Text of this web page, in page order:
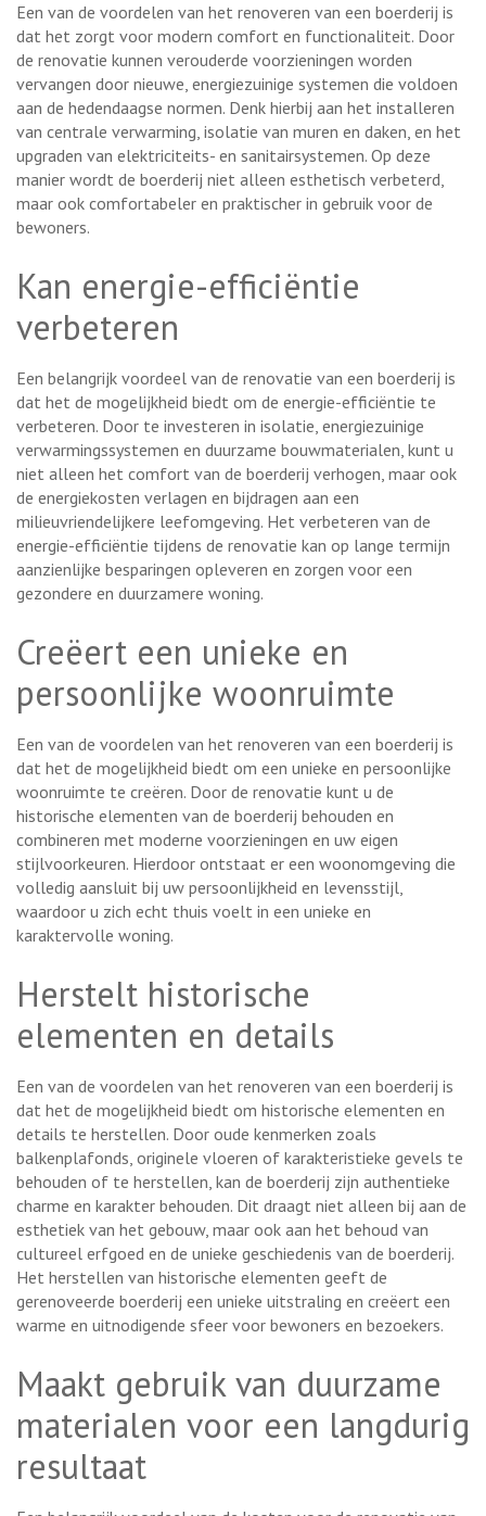
Een van de voordelen van het renoveren van een boerderij is
dat het zorgt voor modern comfort en functionaliteit. Door
de renovatie kunnen verouderde voorzieningen worden
vervangen door nieuwe, energiezuinige systemen die voldoen
aan de hedendaagse normen. Denk hierbij aan het installeren
van centrale verwarming, isolatie van muren en daken, en het
upgraden van elektriciteits- en sanitairsystemen. Op deze
manier wordt de boerderij niet alleen esthetisch verbeterd,
maar ook comfortabeler en praktischer in gebruik voor de
bewoners.
Kan energie-efficiëntie
verbeteren
Een belangrijk voordeel van de renovatie van een boerderij is
dat het de mogelijkheid biedt om de energie-efficiëntie te
verbeteren. Door te investeren in isolatie, energiezuinige
verwarmingssystemen en duurzame bouwmaterialen, kunt u
niet alleen het comfort van de boerderij verhogen, maar ook
de energiekosten verlagen en bijdragen aan een
milieuvriendelijkere leefomgeving. Het verbeteren van de
energie-efficiëntie tijdens de renovatie kan op lange termijn
aanzienlijke besparingen opleveren en zorgen voor een
gezondere en duurzamere woning.
Creëert een unieke en
persoonlijke woonruimte
Een van de voordelen van het renoveren van een boerderij is
dat het de mogelijkheid biedt om een unieke en persoonlijke
woonruimte te creëren. Door de renovatie kunt u de
historische elementen van de boerderij behouden en
combineren met moderne voorzieningen en uw eigen
stijlvoorkeuren. Hierdoor ontstaat er een woonomgeving die
volledig aansluit bij uw persoonlijkheid en levensstijl,
waardoor u zich echt thuis voelt in een unieke en
karaktervolle woning.
Herstelt historische
elementen en details
Een van de voordelen van het renoveren van een boerderij is
dat het de mogelijkheid biedt om historische elementen en
details te herstellen. Door oude kenmerken zoals
balkenplafonds, originele vloeren of karakteristieke gevels te
behouden of te herstellen, kan de boerderij zijn authentieke
charme en karakter behouden. Dit draagt niet alleen bij aan de
esthetiek van het gebouw, maar ook aan het behoud van
cultureel erfgoed en de unieke geschiedenis van de boerderij.
Het herstellen van historische elementen geeft de
gerenoveerde boerderij een unieke uitstraling en creëert een
warme en uitnodigende sfeer voor bewoners en bezoekers.
Maakt gebruik van duurzame
materialen voor een langdurig
resultaat